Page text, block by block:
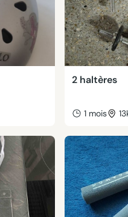
2 haltères
1 mois